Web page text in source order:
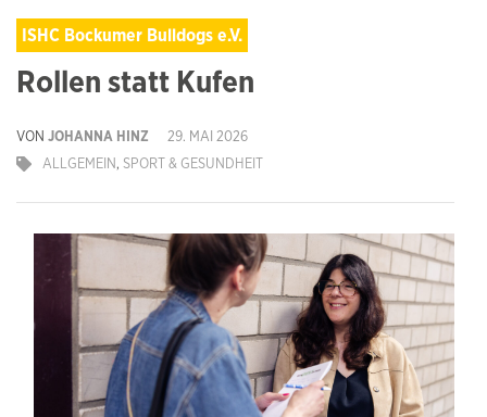
ISHC Bockumer Bulldogs e.V.
Rollen statt Kufen
VON JOHANNA HINZ
29. MAI 2026
ALLGEMEIN, SPORT & GESUNDHEIT